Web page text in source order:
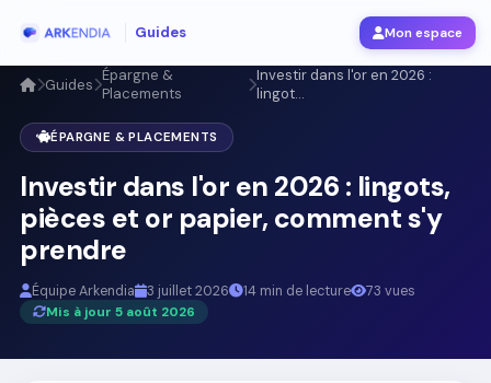
Guides Mon espace
Guides Épargne &
Placements
Investir dans l'or en 2026 :
lingot...
ÉPARGNE & PLACEMENTS
Investir dans l'or en 2026 : lingots,
pièces et or papier, comment s'y
prendre
Équipe Arkendia 3 juillet 2026 14 min de lecture
73 vues
Mis à jour 5 août 2026